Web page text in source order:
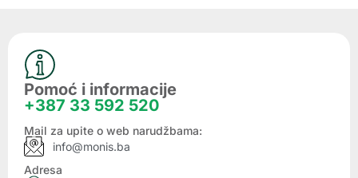
Pomoć i informacije
+387 33 592 520
Mail za upite o web narudžbama:
info@monis.ba
Adresa